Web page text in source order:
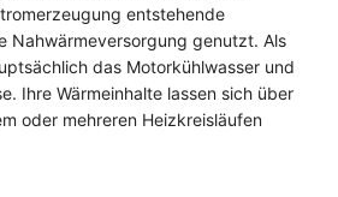
entstehende
Nahwärmeversorgung genutzt. Als
das Motorkühlwasser und
Ihre Wärmeinhalte lassen sich über
oder mehreren Heizkreisläufen